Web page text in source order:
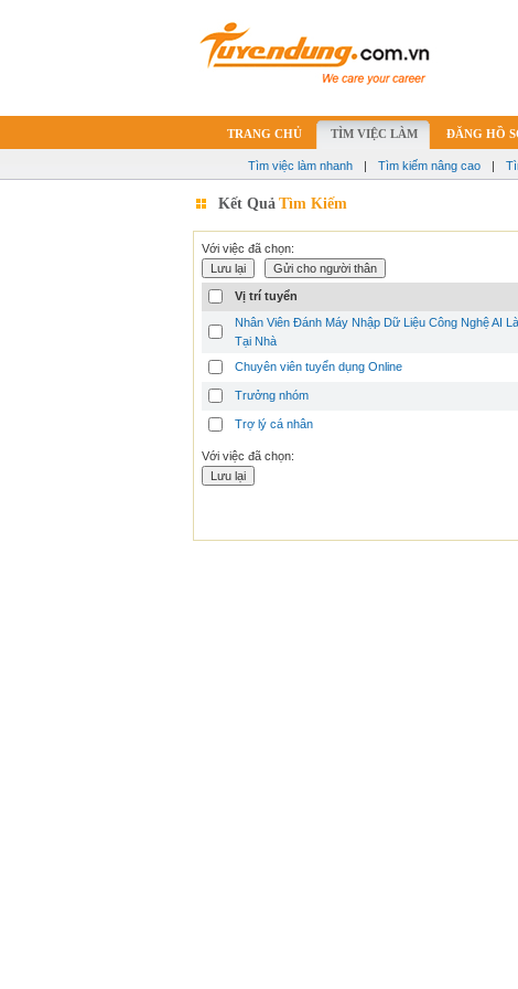
TRANG CHỦ TÌM VIỆC LÀM ĐĂNG HỒ
Tìm việc làm nhanh | Tìm kiếm nâng cao |
Kết Quả Tìm Kiếm
Với việc đã chọn:
Vị trí tuyển
Nhân Viên Đánh Máy Nhập Dữ Liệu Công Nghệ AI
Tại Nhà
Chuyên viên tuyển dụng Online
Trưởng nhóm
Trợ lý cá nhân
Với việc đã chọn: